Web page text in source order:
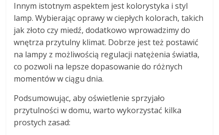
Innym istotnym aspektem jest kolorystyka i styl
lamp. Wybierając oprawy w ciepłych kolorach, takich
jak złoto czy miedź, dodatkowo wprowadzimy do
wnętrza przytulny klimat. Dobrze jest też postawić
na lampy z możliwością regulacji natężenia światła,
co pozwoli na lepsze dopasowanie do różnych
momentów w ciągu dnia.
Podsumowując, aby oświetlenie sprzyjało
przytulności w domu, warto wykorzystać kilka
prostych zasad: